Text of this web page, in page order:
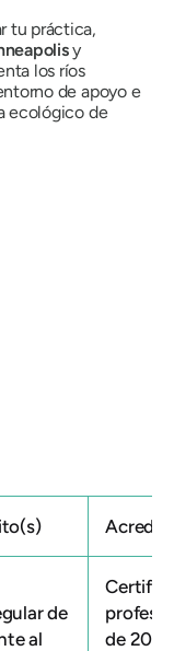
tu práctica,
y
los ríos
de apoyo e
ecológico de
de
al
de 200